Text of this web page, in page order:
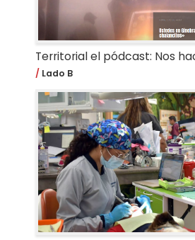
Territorial el pódcast: Nos
Lado B